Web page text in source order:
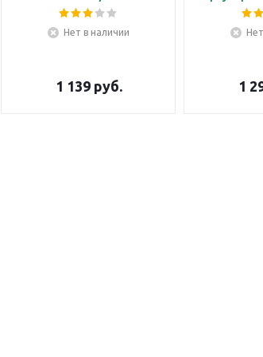
Нет в наличии
1 139руб. 1